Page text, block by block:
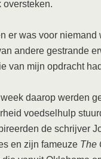
oversteken.
er was voor niemand
andere gestrande
van mijn opdracht
daarop werden
voedselhulp
de schrijver
en zijn fameuze The